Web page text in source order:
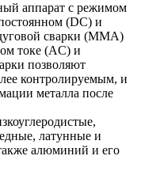
аппарат с режимом
(DC) и
сварки (MMA)
токе (AC) и
позволяют
контролируемым, и
металла после
латунные и
алюминий и его